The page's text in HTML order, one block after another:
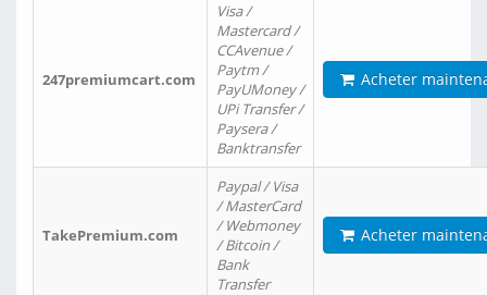
247premiumcart.com
Visa /
Mastercard /
CCAvenue /
Paytm /
PayUMoney /
UPi Transfer /
Paysera /
Banktransfer
Acheter
TakePremium.com
Paypal / Visa
/ MasterCard
/ Webmoney
/ Bitcoin /
Bank
Transfer
Acheter